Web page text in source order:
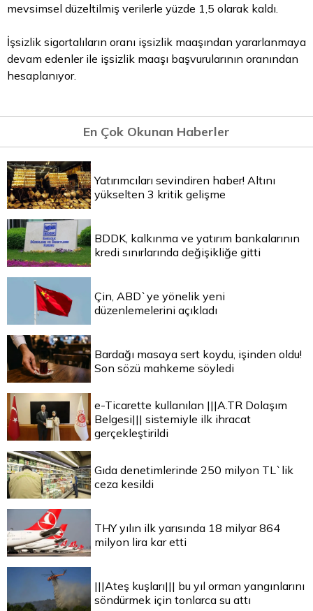
mevsimsel düzeltilmiş verilerle yüzde 1,5 olarak kaldı.
İşsizlik sigortalıların oranı işsizlik maaşından yararlanmaya
devam edenler ile işsizlik maaşı başvurularının oranından
hesaplanıyor.
En Çok Okunan Haberler
Yatırımcıları sevindiren haber! Altını
yükselten 3 kritik gelişme
BDDK, kalkınma ve yatırım bankalarının
kredi sınırlarında değişikliğe gitti
Çin, ABD`ye yönelik yeni
düzenlemelerini açıkladı
Bardağı masaya sert koydu, işinden oldu!
Son sözü mahkeme söyledi
e-Ticarette kullanılan |||A.TR Dolaşım
Belgesi||| sistemiyle ilk ihracat
gerçekleştirildi
Gıda denetimlerinde 250 milyon TL`lik
ceza kesildi
THY yılın ilk yarısında 18 milyar 864
milyon lira kar etti
|||Ateş kuşları||| bu yıl orman yangınlarını
söndürmek için tonlarca su attı